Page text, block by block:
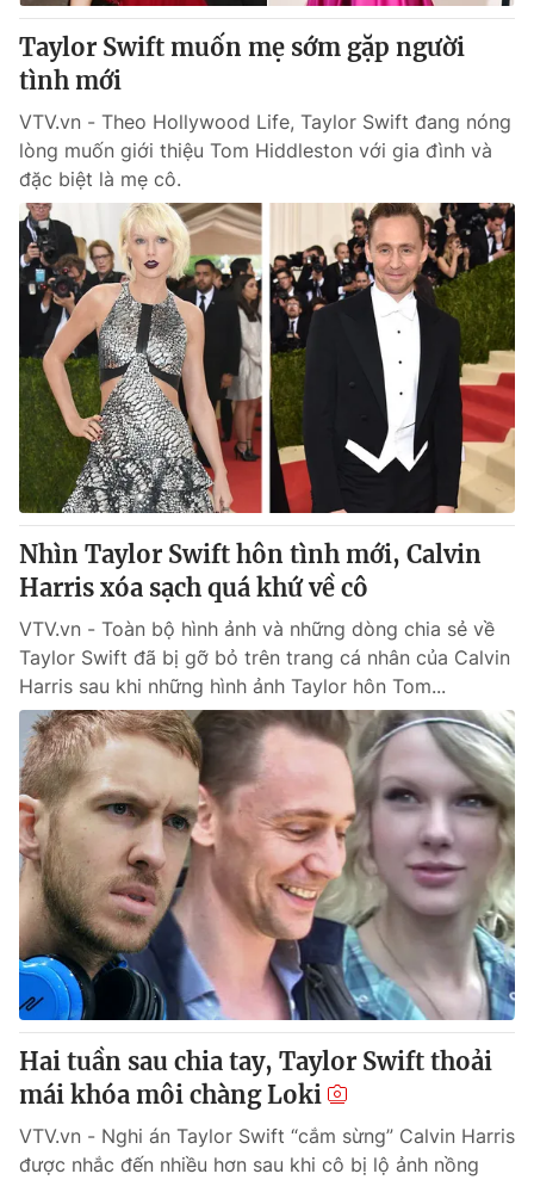
Taylor Swift muốn mẹ sớm gặp người
tình mới
VTV.vn - Theo Hollywood Life, Taylor Swift đang nóng
lòng muốn giới thiệu Tom Hiddleston với gia đình và
đặc biệt là mẹ cô.
Nhìn Taylor Swift hôn tình mới, Calvin
Harris xóa sạch quá khứ về cô
VTV.vn - Toàn bộ hình ảnh và những dòng chia sẻ về
Taylor Swift đã bị gỡ bỏ trên trang cá nhân của Calvin
Harris sau khi những hình ảnh Taylor hôn Tom...
Hai tuần sau chia tay, Taylor Swift thoải
mái khóa môi chàng Loki
VTV.vn - Nghi án Taylor Swift “cắm sừng” Calvin Harris
được nhắc đến nhiều hơn sau khi cô bị lộ ảnh nồng